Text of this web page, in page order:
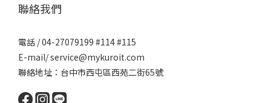
聯絡我們
電話 / 04-27079199 #114 #115
E-mail/ service@mykuroit.com
聯絡地址：台中市西屯區西苑二街65號